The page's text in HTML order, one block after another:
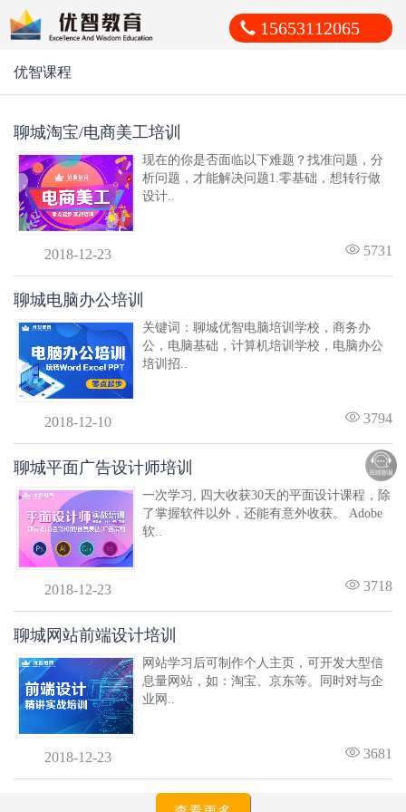
15653112065
优智课程
聊城淘宝/电商美工培训
现在的你是否面临以下难题？找准问题，分
析问题，才能解决问题1.零基础，想转行做
设计..
2018-12-23 5731
聊城电脑办公培训
关键词：聊城优智电脑培训学校，商务办
公，电脑基础，计算机培训学校，电脑办公
培训招..
2018-12-10 3794
聊城平面广告设计师培训
一次学习, 四大收获30天的平面设计课程，除
了掌握软件以外，还能有意外收获。 Adobe
软..
2018-12-23 3718
聊城网站前端设计培训
网站学习后可制作个人主页，可开发大型信
息量网站，如：淘宝、京东等。同时对与企
业网..
2018-12-23 3681